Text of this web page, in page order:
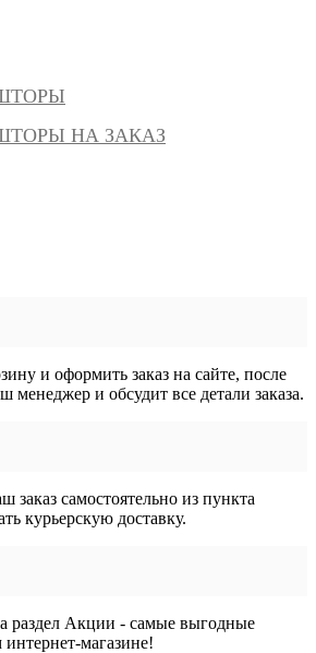
НА ЗАКАЗ
и оформить заказ на сайте, после
менеджер и обсудит все детали заказа.
заказ самостоятельно из пункта
курьерскую доставку.
раздел Акции - самые выгодные
магазине!